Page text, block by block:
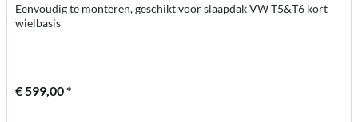
Eenvoudig te monteren, geschikt voor slaapdak VW T5&T6 kort
wielbasis
€ 599,00 *